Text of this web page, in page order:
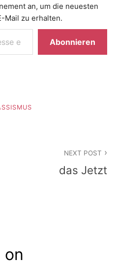
an, um die neuesten
Mail zu erhalten.
Abonnieren
NEXT POST
das Jetzt
on